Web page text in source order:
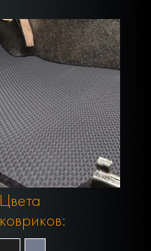
Цвета
ковриков: